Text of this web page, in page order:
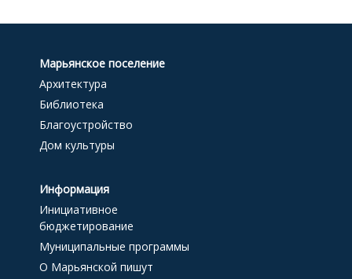
Марьянское поселение
Архитектура
Библиотека
Благоустройство
Дом культуры
Информация
Инициативное
бюджетирование
Муниципальные программы
О Марьянской пишут